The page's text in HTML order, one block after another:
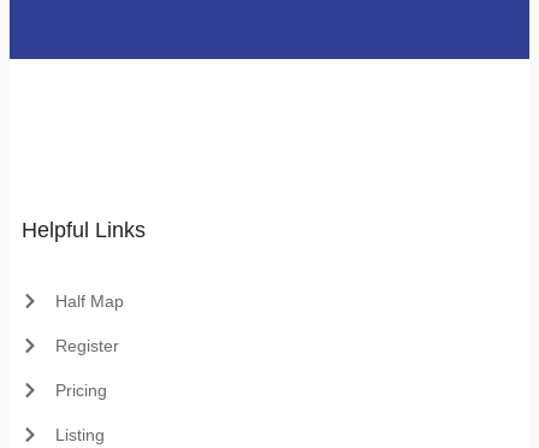
Helpful Links
Half Map
Register
Pricing
Listing